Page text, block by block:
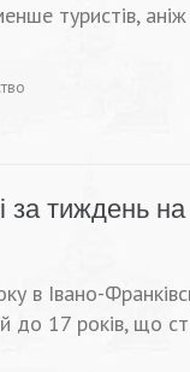
туристів,
тиждень
в Івано-
до 17 років, що